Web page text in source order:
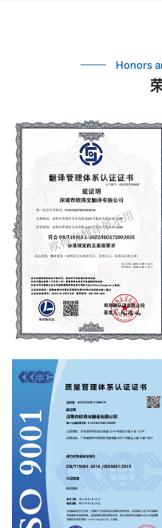
Honors